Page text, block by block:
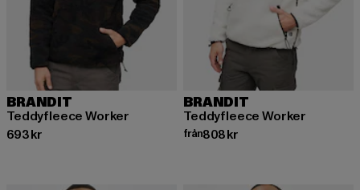
BRANDIT
Teddyfleece Worker
693 kr
Nuvarande pris: 693 kr
BRANDIT
Teddyfleece Worker
från808 kr
Nuvarande pris: Från 808 kr